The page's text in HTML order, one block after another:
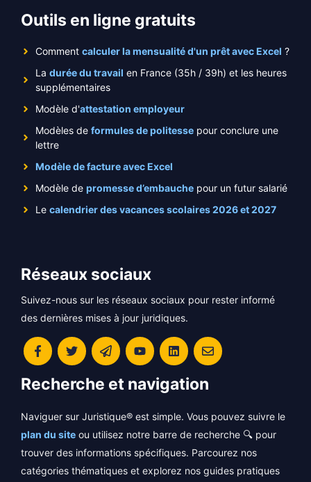
Outils en ligne gratuits
Comment calculer la mensualité d'un prêt avec Excel ?
La durée du travail en France (35h / 39h) et les heures
supplémentaires
Modèle d'attestation employeur
Modèles de formules de politesse pour conclure une
lettre
Modèle de facture avec Excel
Modèle de promesse d’embauche pour un futur salarié
Le calendrier des vacances scolaires 2026 et 2027
Réseaux sociaux
Suivez-nous sur les réseaux sociaux pour rester informé
des dernières mises à jour juridiques.
Recherche et navigation
Naviguer sur Juristique® est simple. Vous pouvez suivre le
plan du site ou utilisez notre barre de recherche 🔍 pour
trouver des informations spécifiques. Parcourez nos
catégories thématiques et explorez nos guides pratiques